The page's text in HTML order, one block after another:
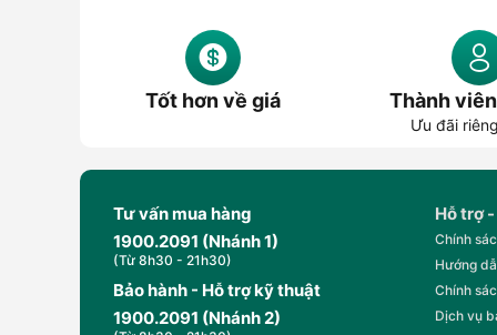
Tốt hơn về giá Thành
Ưu đãi
Tư vấn mua hàng
1900.2091 (Nhánh 1)
(Từ 8h30 - 21h30)
Bảo hành - Hỗ trợ kỹ thuật
1900.2091 (Nhánh 2)
Hỗ trợ
Chính
Hướng
Chính
Dịch vụ